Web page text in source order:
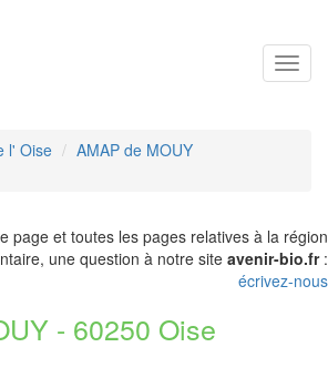
l' Oise
AMAP de MOUY
page et toutes les pages relatives à la région
une question à notre site avenir-bio.fr:
écrivez-nous
- 60250 Oise